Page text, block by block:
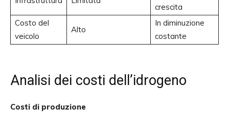
crescita
Costo del
veicolo
Alto
In diminuzione
costante
Analisi dei costi dell’idrogeno
Costi di produzione